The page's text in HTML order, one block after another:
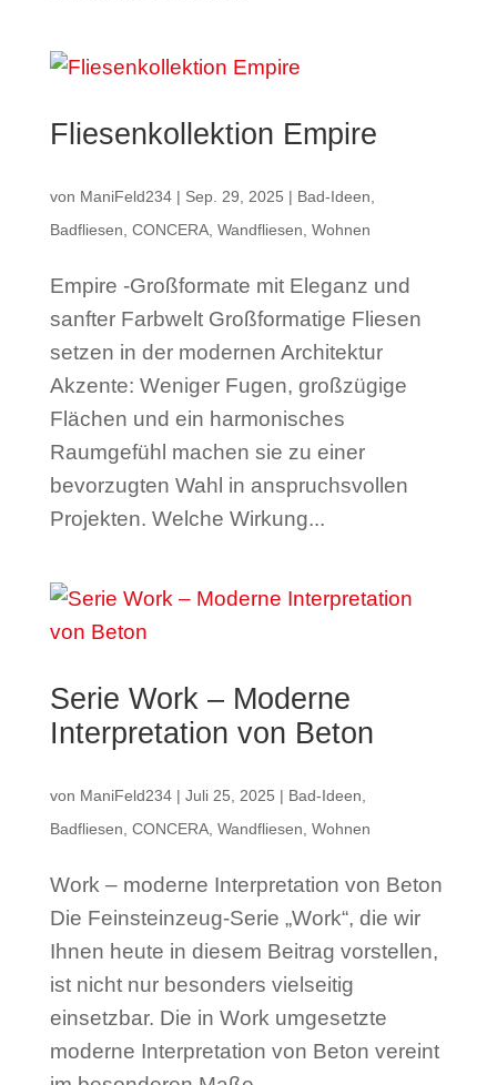
Fliesenkollektion Empire
von ManiFeld234| Sep. 29, 2025 | Bad-Ideen
Badfliesen CONCERA, Wandfliesen Wohnen
Empire -Großformate mit Eleganz und
sanfter Farbwelt Großformatige Fliesen
setzen in der modernen Architektur
Akzente: Weniger Fugen, großzügige
Flächen und ein harmonisches
Raumgefühl machen sie zu einer
bevorzugten Wahl in anspruchsvollen
Projekten. Welche Wirkung...
Serie Work – Moderne
Interpretation von Beton
von ManiFeld234| Juli 25, 2025 | Bad-Ideen
Badfliesen CONCERA, Wandfliesen Wohnen
Work – moderne Interpretation von Beton
Die Feinsteinzeug-Serie „Work“, die wir
Ihnen heute in diesem Beitrag vorstellen,
ist nicht nur besonders vielseitig
einsetzbar. Die in Work umgesetzte
moderne Interpretation von Beton vereint